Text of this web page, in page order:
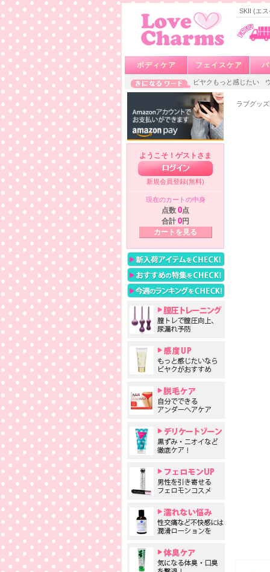
SKII (エ
ボディケア フェイスケア
ビヤクもっと感じたい
ようこそ！ゲストさま
新規会員登録(無料)
現在のカートの中身
点数 0点
合計 0円
カートを見る
ラブグッ